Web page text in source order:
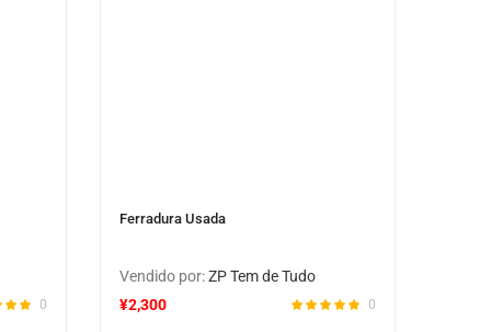
0
Ferradura Usada
Vendido por:ZP Tem de Tudo
0
¥2,300